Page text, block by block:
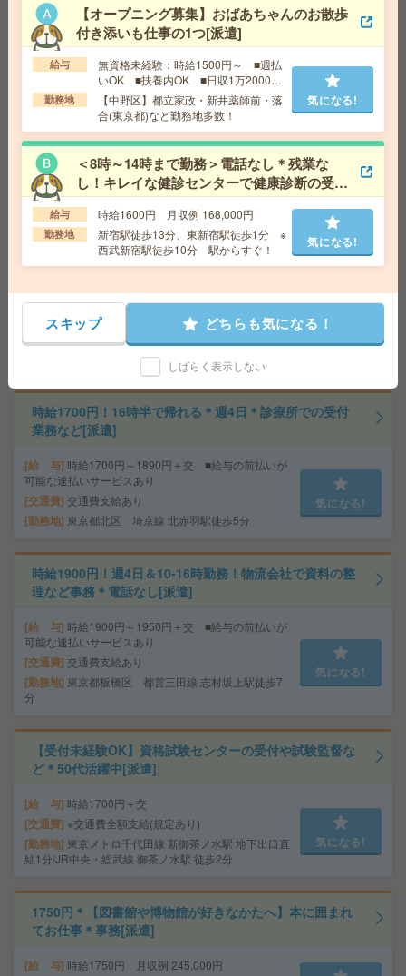
給 与 時給1800円 月収例 172,800円
交通費 全額支給
勤務地 高円寺駅徒歩9分
1700円＊【9月・週4日】10時スタート！施設でのカンタ
ン事務！＠西荻窪[派遣]
給 与 時給1700円 月収例 163,200円
交通費 全額支給
勤務地 西荻窪駅徒歩17分、久我山駅徒歩13分
気になる!
座り仕事！給与即払いOK！高時給！土日休み！受入れ・
給 与 時給1500円
交通費 交通費支給有り
谷塚駅～徒歩10分 ※車通勤・バイク通勤OK
気になる!
時給1700円！16時半で帰れる＊週4日＊診療所での受付
業務など[派遣]
給 与 時給1700円～1890円＋交 ■給与の前払いが
可能な速払いサービスあり
交通費 交通費支給あり
勤務地 東京都北区 埼京線 北赤羽駅徒歩5分
気になる!
時給1900円！週4日＆10-16時勤務！物流会社で資料の整
理など事務＊電話なし[派遣]
給 与 時給1900円～1950円＋交 ■給与の前払いが
可能な速払いサービスあり
交通費 交通費支給あり
勤務地 東京都板橋区 都営三田線 志村坂上駅徒歩7
分
気になる!
【受付未経験OK】資格試験センターの受付や試験監督な
ど＊50代活躍中[派遣]
給 与 時給1700円＋交
交通費 ※交通費全額支給(規定あり)
勤務地 東京メトロ千代田線 新御茶ノ水駅 地下出口直
結1分/JR中央・総武線 御茶ノ水駅 徒歩2分
気になる!
1750円＊【図書館や博物館が好きなかたへ】本に囲まれ
てお仕事＊事務[派遣]
給 与 時給1750円 月収例 245,000円
【オープニング募集】おばあちゃんのお散歩
付き添いも仕事の1つ[派遣]
給与
無資格未経験：時給1500円～ ■週払
いOK ■扶養内OK ■日収1万2000円
以上
勤務地
【中野区】都立家政・新井薬師前・落
合(東京都)など勤務地多数！
気になる!
＜8時～14時まで勤務＞電話なし＊残業な
し！キレイな健診センターで健康診断の受付
[派遣]
給与 時給1600円 月収例 168,000円
勤務地
新宿駅徒歩13分、東新宿駅徒歩1分 ※
西武新宿駅徒歩10分 駅からすぐ！
気になる!
スキップ どちらも気になる！
しばらく表示しない